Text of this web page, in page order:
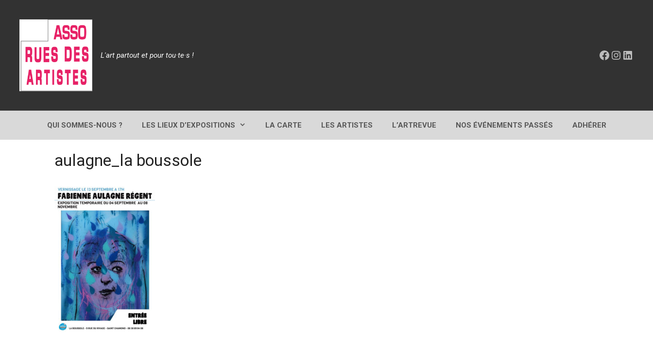
L'art partout et pour tou·te·s ! Facebook
QUI SOMMES-NOUS ? LES LIEUX D’EXPOSITIONS LA CARTE LES ARTISTES L’ARTREVUE NOS ÉVÉNEMENTS PASSÉS ADHÉRER
aulagne_la boussole